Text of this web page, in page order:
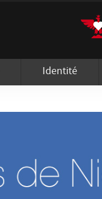
Identité